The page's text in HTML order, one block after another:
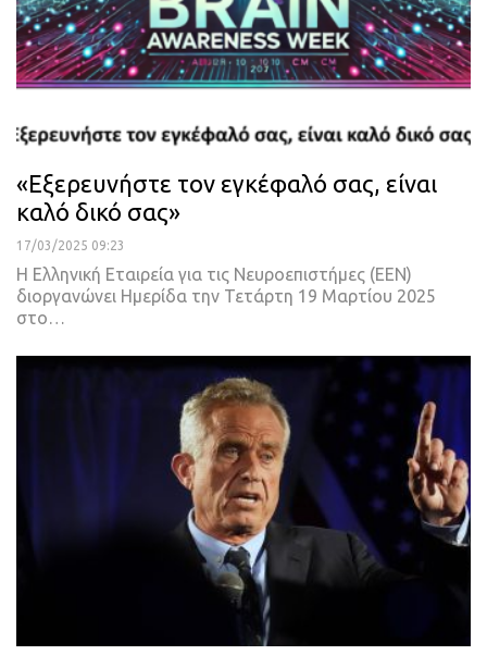
«Εξερευνήστε τον εγκέφαλό σας, είναι
καλό δικό σας»
17/03/2025 09:23
Η Ελληνική Εταιρεία για τις Νευροεπιστήμες (ΕΕΝ)
διοργανώνει Ημερίδα την Τετάρτη 19 Μαρτίου 2025
στο…